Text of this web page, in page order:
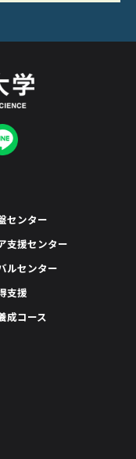
センター
支援センター
ルセンター
支援
成コース